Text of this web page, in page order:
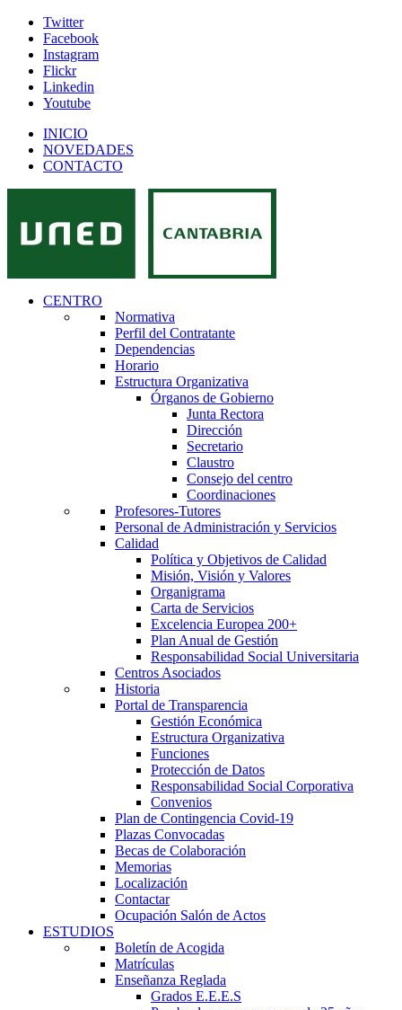
Twitter
Facebook
Instagram
Flickr
Linkedin
Youtube
INICIO
NOVEDADES
CONTACTO
CENTRO
Normativa
Perfil del Contratante
Dependencias
Horario
Estructura Organizativa
Órganos de Gobierno
Junta Rectora
Dirección
Secretario
Claustro
Consejo del centro
Coordinaciones
Profesores-Tutores
Personal de Administración y Servicios
Calidad
Política y Objetivos de Calidad
Misión, Visión y Valores
Organigrama
Carta de Servicios
Excelencia Europea 200+
Plan Anual de Gestión
Responsabilidad Social Universitaria
Centros Asociados
Historia
Portal de Transparencia
Gestión Económica
Estructura Organizativa
Funciones
Protección de Datos
Responsabilidad Social Corporativa
Convenios
Plan de Contingencia Covid-19
Plazas Convocadas
Becas de Colaboración
Memorias
Localización
Contactar
Ocupación Salón de Actos
ESTUDIOS
Boletín de Acogida
Matrículas
Enseñanza Reglada
Grados E.E.E.S